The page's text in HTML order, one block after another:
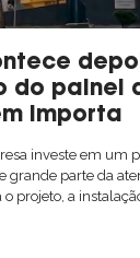
do painel
importa
investe em um
grande parte da
projeto, a